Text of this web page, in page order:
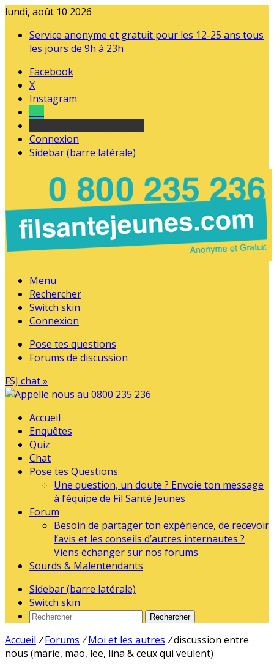
lundi, août 10 2026
Service anonyme et gratuit pour les 12-25 ans tous
les jours de 9h à 23h
Facebook
X
Instagram
Connexion
Sidebar (barre latérale)
Menu
Rechercher
Switch skin
Connexion
Pose tes questions
Forums de discussion
FSJ chat »
Accueil
Enquêtes
Quiz
Chat
Pose tes Questions
Une question, un doute ? Envoie ton message
à l’équipe de Fil Santé Jeunes
Forum
Besoin de partager ton expérience, de recevoir
l’avis et les conseils d’autres internautes ?
Viens échanger sur nos forums
Sourds & Malentendants
Sidebar (barre latérale)
Switch skin
Rechercher
Accueil / Forums / Moi et les autres /discussion entre
nous (marie, mao, lee, lina & ceux qui veulent)